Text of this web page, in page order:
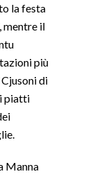
la festa
mentre il
più
di
piatti
Manna